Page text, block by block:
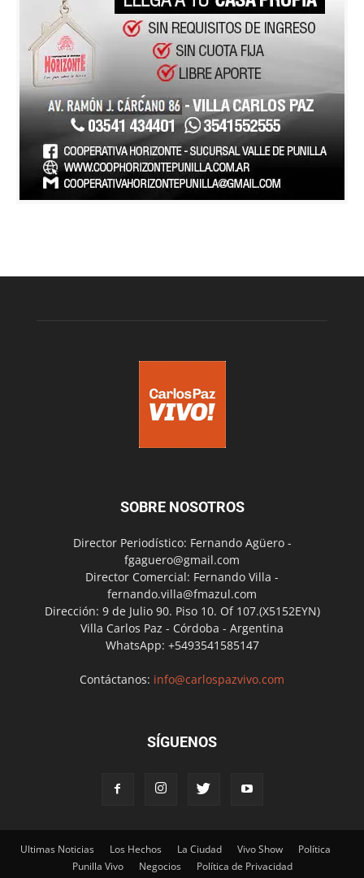
SOBRE NOSOTROS
Director Periodístico: Fernando Agüero -
fgaguero@gmail.com
Director Comercial: Fernando Villa -
fernando.villa@fmazul.com
Dirección: 9 de Julio 90. Piso 10. Of 107.(X5152EYN)
Villa Carlos Paz - Córdoba - Argentina
WhatsApp: +5493541585147
Contáctanos: info@carlospazvivo.com
SÍGUENOS
Ultimas Noticias Los Hechos La Ciudad Vivo Show
Política
Punilla Vivo
Negocios Política de Privacidad